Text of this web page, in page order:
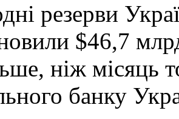
резерви
$46,7
ніж місяць
банку